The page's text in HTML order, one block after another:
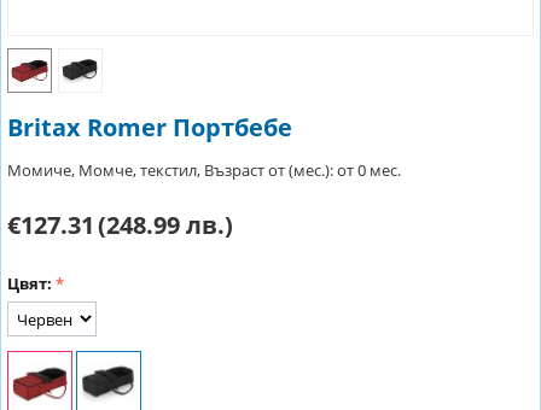
Britax Romer Портбебе
Момиче, Момче, текстил, Възраст от (мес.): от 0 мес.
€127.31(248.99 лв.)
Цвят: